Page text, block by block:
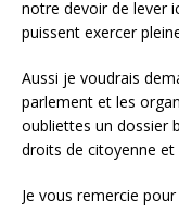
notre devoir de lever
puissent exercer
Aussi je voudrais
parlement et les
oubliettes un dossier
droits de citoyenne et
Je vous remercie